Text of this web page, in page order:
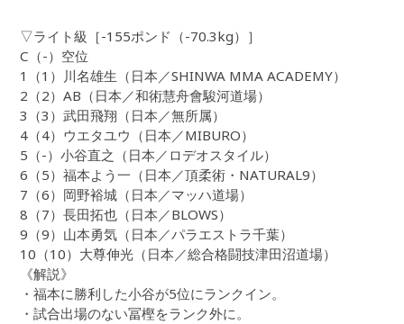
▽ライト級［-155ポンド（-70.3kg）］
C（-）空位
1（1）川名雄生（日本／SHINWA MMA ACADEMY）
2（2）AB（日本／和術慧舟會駿河道場）
3（3）武田飛翔（日本／無所属）
4（4）ウエタユウ（日本／MIBURO）
5（-）小谷直之（日本／ロデオスタイル）
6（5）福本よう一（日本／頂柔術・NATURAL9）
7（6）岡野裕城（日本／マッハ道場）
8（7）長田拓也（日本／BLOWS）
9（9）山本勇気（日本／パラエストラ千葉）
10（10）大尊伸光（日本／総合格闘技津田沼道場）
《解説》
・福本に勝利した小谷が5位にランクイン。
・試合出場のない冨樫をランク外に。